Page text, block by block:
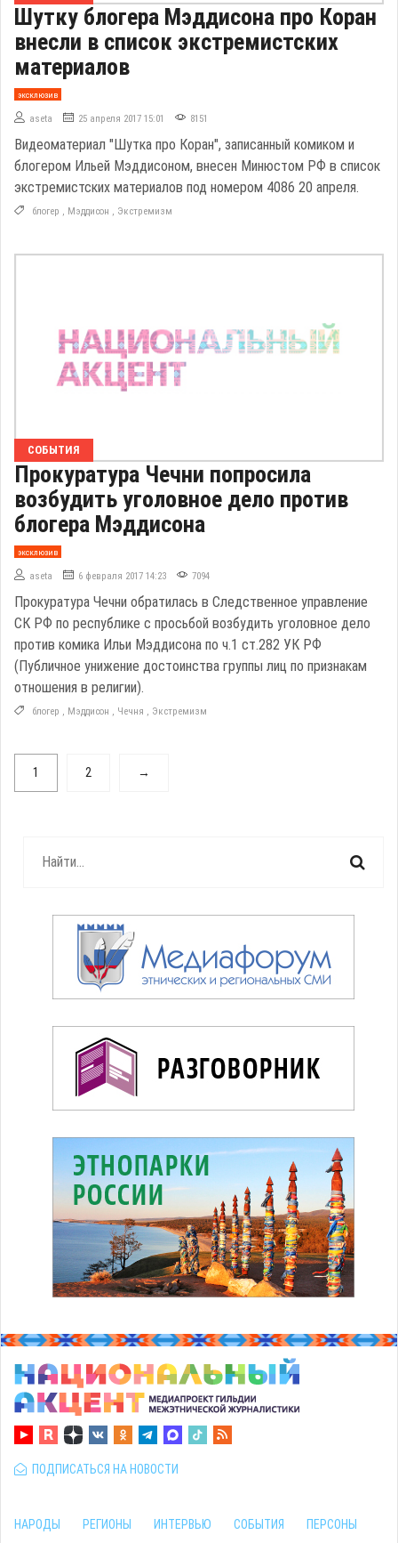
Шутку блогера Мэддисона про Коран
внесли в список экстремистских
материалов
эксклюзив
aseta 25 апреля 2017 15:01 8151
Видеоматериал "Шутка про Коран", записанный комиком и
блогером Ильей Мэддисоном, внесен Минюстом РФ в список
экстремистских материалов под номером 4086 20 апреля.
блогер , Мэддисон , Экстремизм
СОБЫТИЯ
Прокуратура Чечни попросила
возбудить уголовное дело против
блогера Мэддисона
эксклюзив
aseta 6 февраля 2017 14:23 7094
Прокуратура Чечни обратилась в Следственное управление
СК РФ по республике с просьбой возбудить уголовное дело
против комика Ильи Мэддисона по ч.1 ст.282 УК РФ
(Публичное унижение достоинства группы лиц по признакам
отношения в религии).
блогер , Мэддисон , Чечня , Экстремизм
1 2 →
ПОДПИСАТЬСЯ НА НОВОСТИ
НАРОДЫ РЕГИОНЫ ИНТЕРВЬЮ СОБЫТИЯ ПЕРСОНЫ